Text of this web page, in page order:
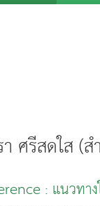
ศรีสดใส (
: แนวทา